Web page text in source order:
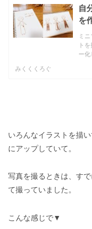
自
を
ミ
ト
ー
みくくくろぐ
いろんなイラストを描
にアップしていて。
写真を撮るときは、す
て撮っていました。
こんな感じで▼